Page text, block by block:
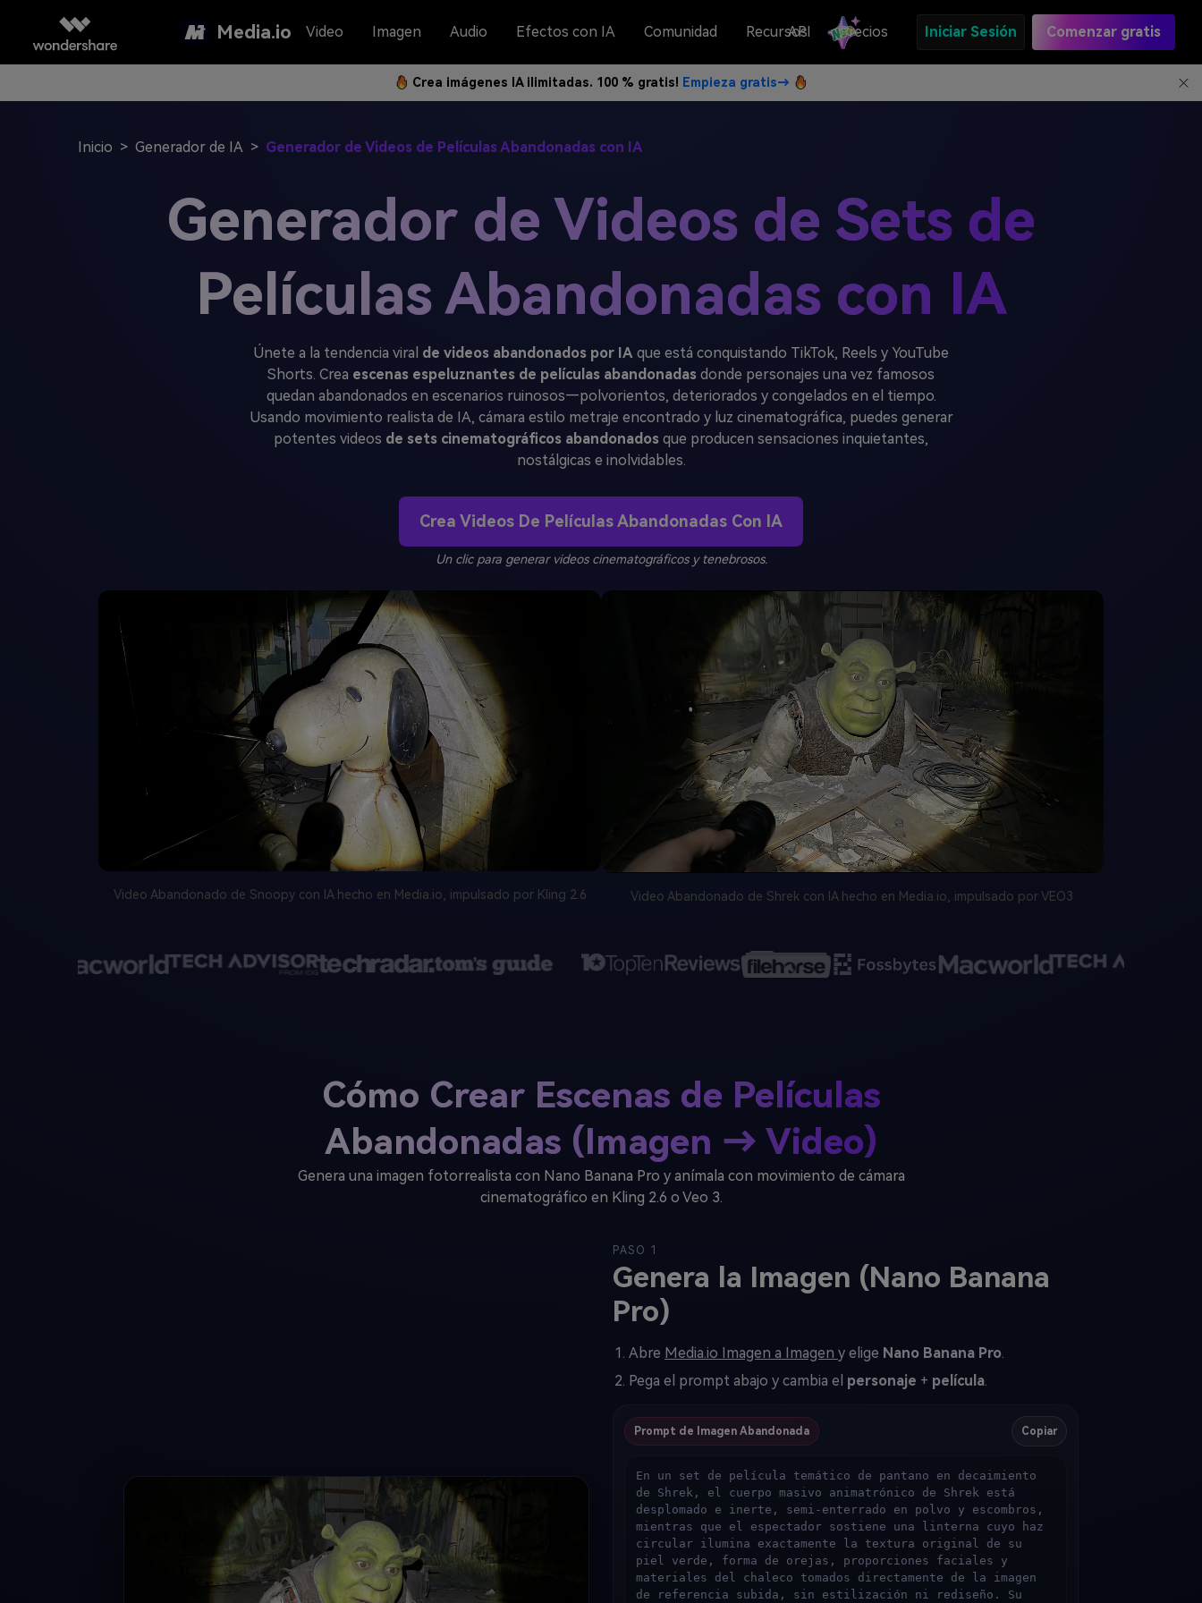
Media.io Video Imagen Audio Efectos con IA Comunidad Recursos
API Precios Iniciar Sesión Comenzar gratis
Crea imágenes IA ilimitadas. 100 % gratis! Empieza gratis→
Inicio > Generador de IA > Generador de Videos de Películas Abandonadas con IA
Generador de Videos de Sets de
Películas Abandonadas con IA
Únete a la tendencia viral de videos abandonados por IA que está conquistando TikTok, Reels y YouTube
Shorts. Crea escenas espeluznantes de películas abandonadas donde personajes una vez famosos
quedan abandonados en escenarios ruinosos—polvorientos, deteriorados y congelados en el tiempo.
Usando movimiento realista de IA, cámara estilo metraje encontrado y luz cinematográfica, puedes generar
potentes videos de sets cinematográficos abandonados que producen sensaciones inquietantes,
nostálgicas e inolvidables.
Crea Videos De Películas Abandonadas Con IA
Un clic para generar videos cinematográficos y tenebrosos.
Video Abandonado de Snoopy con IA hecho en Media.io, impulsado por Kling 2.6 Video Abandonado de Shrek con IA hecho en Media.io, impulsado por VEO3
Cómo Crear Escenas de Películas
Abandonadas (Imagen → Video)
Genera una imagen fotorrealista con Nano Banana Pro y anímala con movimiento de cámara
cinematográfico en Kling 2.6 o Veo 3.
PASO 1
Genera la Imagen (Nano Banana
Pro)
Abre Media.io Imagen a Imagen y elige Nano Banana Pro.
Pega el prompt abajo y cambia el personaje + película.
Prompt de Imagen Abandonada Copiar
En un set de película temático de pantano en decaimiento
de Shrek, el cuerpo masivo animatrónico de Shrek está
desplomado e inerte, semi-enterrado en polvo y escombros,
mientras que el espectador sostiene una linterna cuyo haz
circular ilumina exactamente la textura original de su
piel verde, forma de orejas, proporciones faciales y
materiales del chaleco tomados directamente de la imagen
de referencia subida, sin estilización ni rediseño. Su